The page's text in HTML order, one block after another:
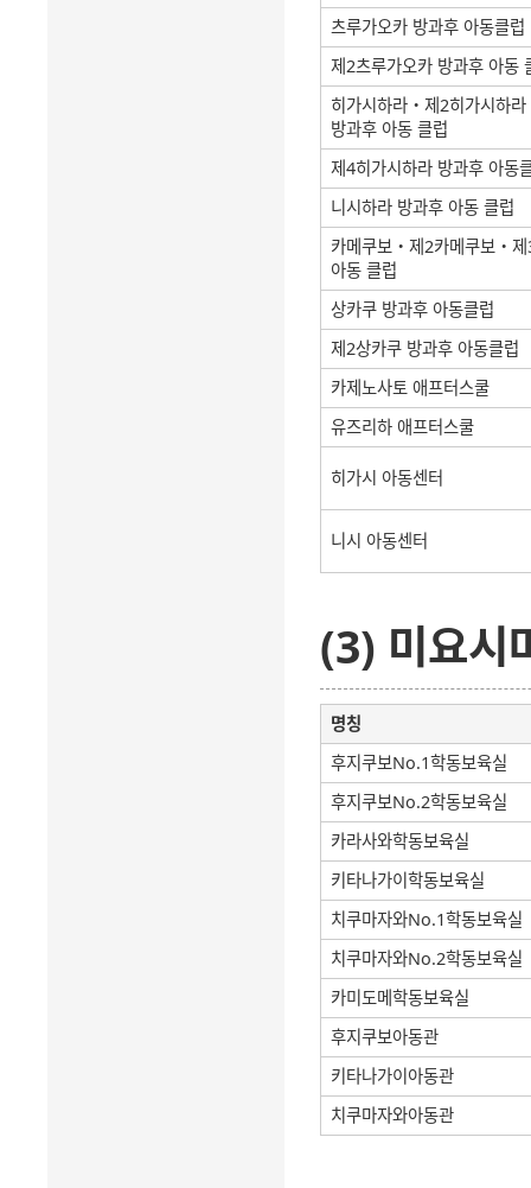
츠루가오카 방과후 아동클럽
제2츠루가오카 방과후 아동
히가시하라・제2히가시하
방과후 아동 클럽
제4히가시하라 방과후 아동
니시하라 방과후 아동 클럽
카메쿠보・제2카메쿠보・
아동 클럽
상카쿠 방과후 아동클럽
제2상카쿠 방과후 아동클럽
카제노사토 애프터스쿨
유즈리하 애프터스쿨
히가시 아동센터
니시 아동센터
(3) 미요시
명칭
후지쿠보No.1학동보육실
후지쿠보No.2학동보육실
카라사와학동보육실
키타나가이학동보육실
치쿠마자와No.1학동보육실
치쿠마자와No.2학동보육실
카미도메학동보육실
후지쿠보아동관
키타나가이아동관
치쿠마자와아동관